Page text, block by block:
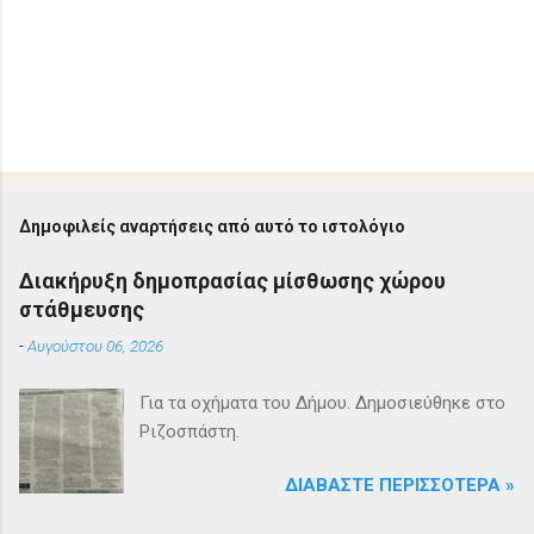
Δημοφιλείς αναρτήσεις από αυτό το ιστολόγιο
Διακήρυξη δημοπρασίας μίσθωσης χώρου
στάθμευσης
-Αυγούστου 06, 2026
Για τα οχήματα του Δήμου. Δημοσιεύθηκε στο
Ριζοσπάστη.
ΔΙΑΒΆΣΤΕ ΠΕΡΙΣΣΌΤΕΡΑ »